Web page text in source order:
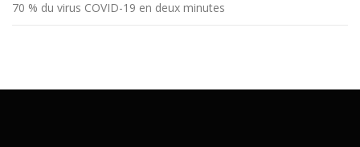
70 % du virus COVID-19 en deux minutes